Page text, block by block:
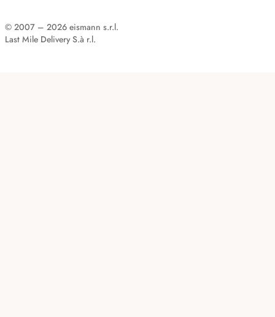
© 2007 – 2026 eismann s.r.l.
Last Mile Delivery S.à r.l.